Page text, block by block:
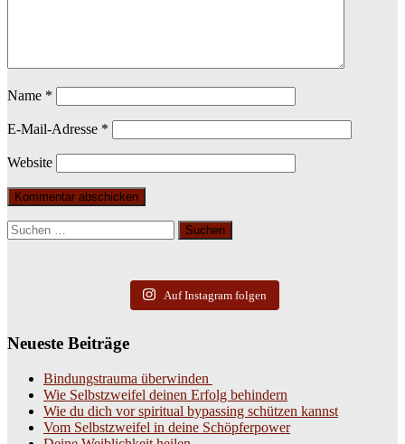
Name *
E-Mail-Adresse *
Website
Suchen
nach:
Auf Instagram folgen
Neueste Beiträge
Bindungstrauma überwinden
Wie Selbstzweifel deinen Erfolg behindern
Wie du dich vor spiritual bypassing schützen kannst
Vom Selbstzweifel in deine Schöpferpower